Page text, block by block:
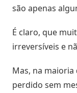
de
são apenas
É claro, que
irreversíveis e
Mas, na maioria
perdido sem